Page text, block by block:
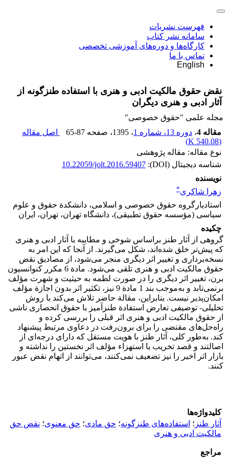
فهرست نشریات
سامانه نشر کتاب
کارگاه‌ها و دوره‌های آموزشی تخصصی
تماس با ما
English
نقض حقوق مالکیت ادبی و هنری با استفاده‌ طنزگونه از
آثار ادبی و هنری دیگران
مجله علمی "حقوق خصوصی"
مقاله 4
، دوره 13، شماره 1 ، 1395 ، صفحه 65-87
اصل مقاله
(
540.08 K
)
نوع مقاله: مقاله پژوهشی
شناسه دیجیتال (DOI):
10.22059/jolt.2016.59407
نویسنده
زهرا شاکری*
استادیارگروه حقوق خصوصی و اسلامی، دانشکدة حقوق و علوم
سیاسی (مؤسسه حقوق تطبیقی)، دانشگاه تهران، تهران، ایران
چکیده
گروهی از آثار طنز براساس شوخی و مطایبه با آثار ادبی و هنری
که پیش‌تر خلق‌ شده‌اند، شکل می‌گیرند. از آنجا که این امر به
نسخه‌برداری و تغییر اثر دیگری منجر می‌شود، از مصادیق نقض
حقوق مالکیت ادبی و هنری تلقی می‌شود. مادة 6 مکرر کنوانسیون
برن، تغییر اثر دیگری را در صورت لطمه به حیثیت و شهرت مؤلف
برنمی‌تابد و به‌موجب بند 1 مادة 9 نیز، تکثیر اثر بدون اجازة مؤلف
امکان‌پذیر نیست. بنابراین، مقالة حاضر تلاش می‌کند با روش
تحلیلی- توصیفی تعارض استفادة طنزآمیز با حقوق انحصاری ناشی
از حقوق مالکیت ادبی و هنری اثر قبلی را بررسی کرده و
راه‌حل‌های مقتضی را برای برون‌رفت در دعاوی مرتبط پیشنهاد
کند. به‌طور کلی، آثار طنز با هویت مستقل که دارای درجه‌ای از
اصالتند و قصد تخریب یا استهزاء مؤلف اثر نخستین را نداشته و
بازار اثر اخیر را نیز تضعیف نمی‌کنند، می‌توانند از اتهام نقض عبور
کنند.
کلیدواژه‌ها
آثار طنز ؛ استفاده‌های طنزگونه؛ حق مادی؛ حق معنوی؛ نقض حق
مالکیت ادبی و هنری
مراجع